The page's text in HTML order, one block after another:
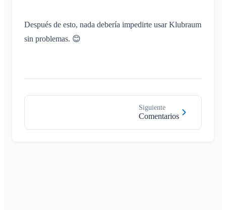
Después de esto, nada debería impedirte usar Klubraum
sin problemas. 😊
Siguiente
Comentarios